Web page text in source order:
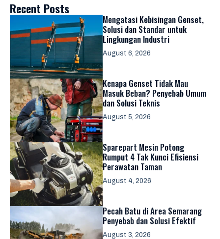
Recent Posts
Mengatasi Kebisingan Genset,
Solusi dan Standar untuk
Lingkungan Industri
August 6, 2026
Kenapa Genset Tidak Mau
Masuk Beban? Penyebab Umum
dan Solusi Teknis
August 5, 2026
Sparepart Mesin Potong
Rumput 4 Tak Kunci Efisiensi
Perawatan Taman
August 4, 2026
Pecah Batu di Area Semarang
Penyebab dan Solusi Efektif
August 3, 2026